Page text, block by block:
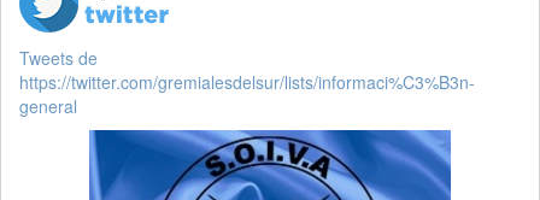
Tweets de
https://twitter.com/gremialesdelsur/lists/informaci%C3%B3n-
general